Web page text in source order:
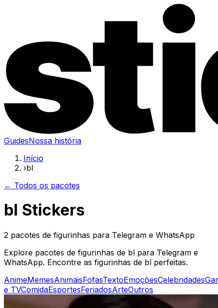
GuidesNossa história
Início
›bl
← Todos os pacotes
bl Stickers
2 pacotes de figurinhas para Telegram e WhatsApp
Explore pacotes de figurinhas de bl para Telegram e
WhatsApp. Encontre as figurinhas de bl perfeitas.
AnimeMemesAnimaisFofasTextoEmoçõesCelebridades
e TVComidaEsportesFeriadosArteOutros